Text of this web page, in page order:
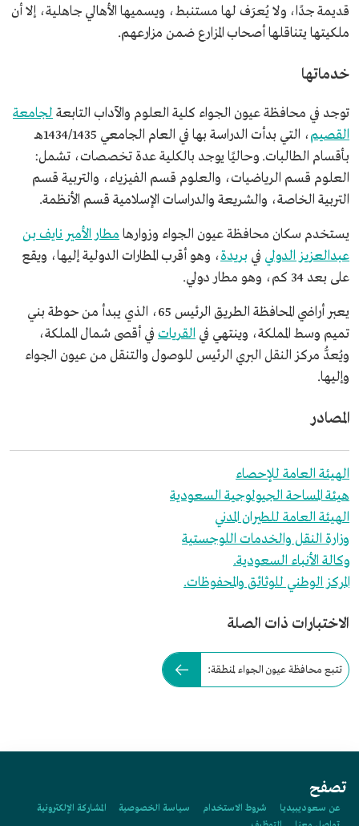
قديمة جدًا، ولا يُعرَف لها مستنبط، ويسميها الأهالي جاهلية، إلا أن
ملكيتها يتناقلها أصحاب المزارع ضمن مزارعهم.
خدماتها
توجد في محافظة عيون الجواء كلية العلوم والآداب التابعة لجامعة
القصيم
، التي بدأت الدراسة بها في العام الجامعي 1434/1435هـ
بأقسام الطالبات. وحاليًا يوجد بالكلية عدة تخصصات، تشمل:
العلوم قسم الرياضيات، والعلوم قسم الفيزياء، والتربية قسم
التربية الخاصة، والشريعة والدراسات الإسلامية قسم الأنظمة.
يستخدم سكان محافظة عيون الجواء وزوارها مطار الأمير نايف بن
عبدالعزيز الدولي في بريدة، وهو أقرب المطارات الدولية إليها، ويقع
على بعد 34 كم، وهو مطار دولي.
يعبر أراضي المحافظة الطريق الرئيس 65، الذي يبدأ من حوطة بني
تميم وسط المملكة، وينتهي في القريات في أقصى شمال المملكة،
ويُعدُّ مركز النقل البري الرئيس للوصول والتنقل من عيون الجواء
وإليها.
المصادر
الهيئة العامة للإحصاء
هيئة المساحة الجيولوجية السعودية
الهيئة العامة للطيران المدني
وزارة النقل والخدمات اللوجستية
وكالة الأنباء السعودية.
المركز الوطني للوثائق والمحفوظات.
الاختبارات ذات الصلة
تتبع محافظة عيون الجواء لمنطقة:
تصفح
عن سعوديبيديا شروط الاستخدام سياسة الخصوصية
المشاركة الإلكترونية